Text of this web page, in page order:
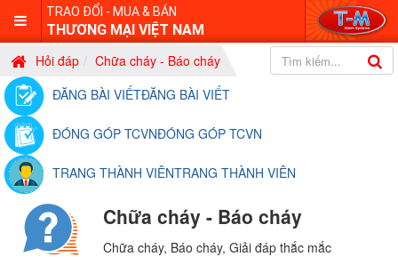
TRAO ĐỔI - MUA & BÁN
THƯƠNG MẠI VIỆT NAM
Hỏi đáp
Chữa cháy - Báo cháy
ĐĂNG BÀI VIẾTĐĂNG BÀI VIẾT
ĐÓNG GÓP TCVNĐÓNG GÓP TCVN
TRANG THÀNH VIÊNTRANG THÀNH VIÊN
Module
logo
Chữa cháy - Báo cháy
Chữa cháy, Báo cháy, Giải đáp thắc mắc